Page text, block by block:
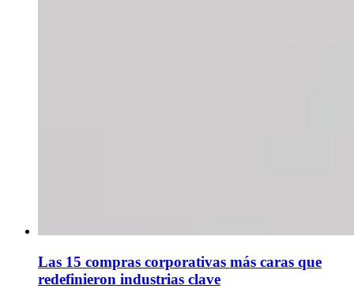
Las 15 compras corporativas más caras que
redefinieron industrias clave